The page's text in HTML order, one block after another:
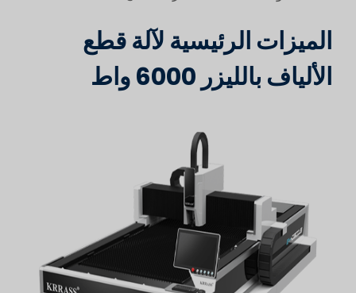
الميزات الرئيسية لآلة قطع
الألياف بالليزر 6000 واط